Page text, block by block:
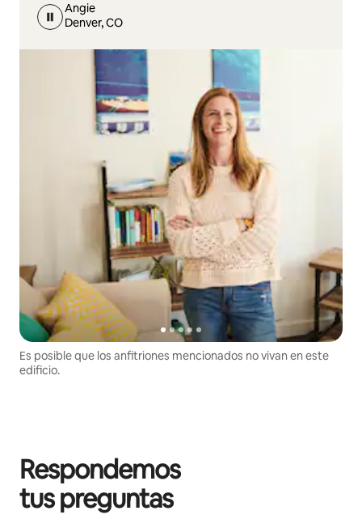
Angie
Denver, CO
Es posible que los anfitriones mencionados no vivan en este
edificio.
Respondemos
tus preguntas